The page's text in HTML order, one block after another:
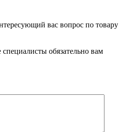
вас вопрос по товару
обязательно вам